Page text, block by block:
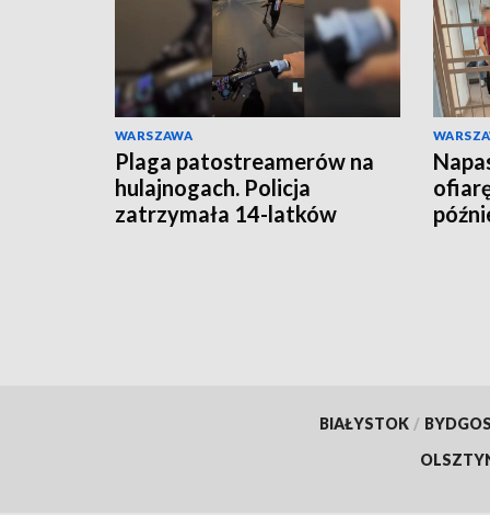
WARSZAWA
Plaga patostreamerów na
hulajnogach. Policja
zatrzymała 14-latków
BIAŁYSTOK /